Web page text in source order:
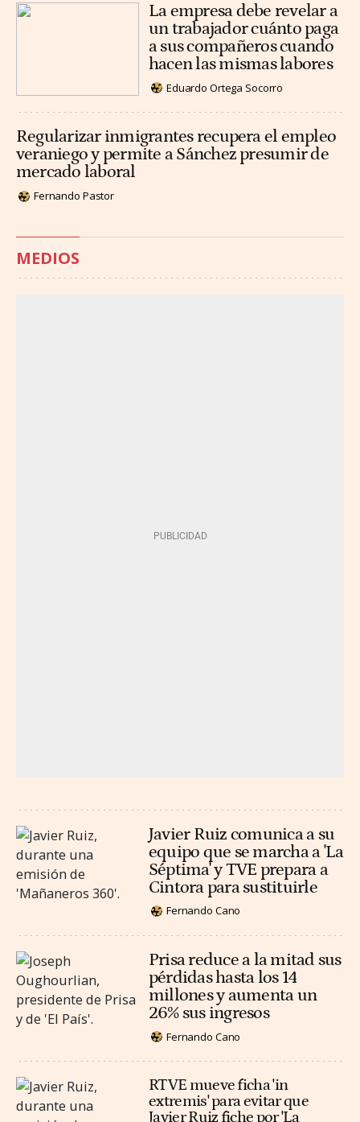
La empresa debe revelar a
un trabajador cuánto paga
a sus compañeros cuando
hacen las mismas labores
Eduardo Ortega Socorro
Regularizar inmigrantes recupera el empleo
veraniego y permite a Sánchez presumir de
mercado laboral
Fernando Pastor
MEDIOS
Javier Ruiz comunica a su
equipo que se marcha a 'La
Séptima' y TVE prepara a
Cintora para sustituirle
Fernando Cano
Prisa reduce a la mitad sus
pérdidas hasta los 14
millones y aumenta un
26% sus ingresos
Fernando Cano
RTVE mueve ficha 'in
extremis' para evitar que
Javier Ruiz fiche por 'La